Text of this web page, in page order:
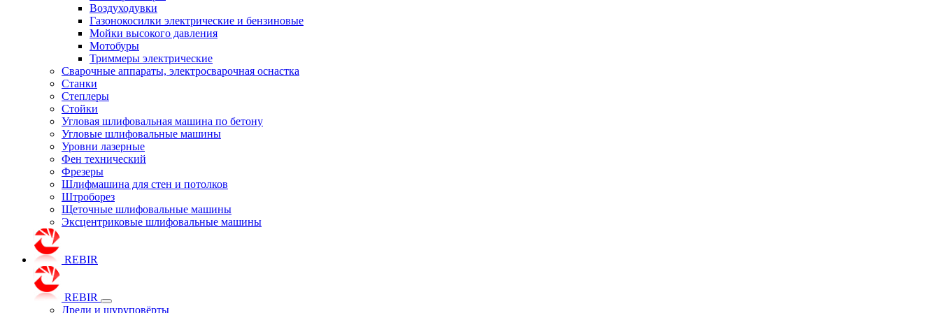
Воздуходувки
Газонокосилки электрические и бензиновые
Мойки высокого давления
Мотобуры
Триммеры электрические
Сварочные аппараты, электросварочная оснастка
Станки
Степлеры
Стойки
Угловая шлифовальная машина по бетону
Угловые шлифовальные машины
Уровни лазерные
Фен технический
Фрезеры
Шлифмашина для стен и потолков
Штроборез
Щеточные шлифовальные машины
Эксцентриковые шлифовальные машины
REBIR
REBIR
Дрели и шуруповёрты